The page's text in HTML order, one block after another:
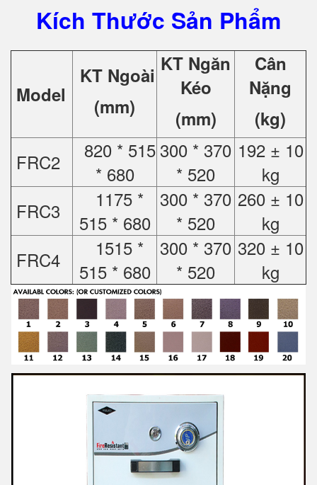
Kích Thước Sản Phẩm
Model
KT Ngoài
(mm)
KT Ngăn
Kéo
(mm)
Cân
Nặng
(kg)
FRC2
820 * 515
* 680
300 * 370
* 520
192 ± 10
kg
FRC3
1175 *
515 * 680
300 * 370
* 520
260 ± 10
kg
FRC4
1515 *
515 * 680
300 * 370
* 520
320 ± 10
kg